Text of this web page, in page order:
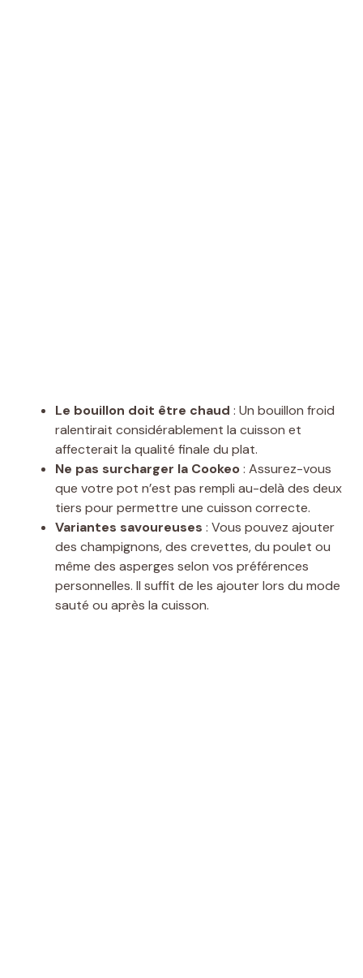
Le bouillon doit être chaud : Un bouillon froid
ralentirait considérablement la cuisson et
affecterait la qualité finale du plat.
Ne pas surcharger la Cookeo: Assurez-vous
que votre pot n’est pas rempli au-delà des deux
tiers pour permettre une cuisson correcte.
Variantes savoureuses : Vous pouvez ajouter
des champignons, des crevettes, du poulet ou
même des asperges selon vos préférences
personnelles. Il suffit de les ajouter lors du mode
sauté ou après la cuisson.